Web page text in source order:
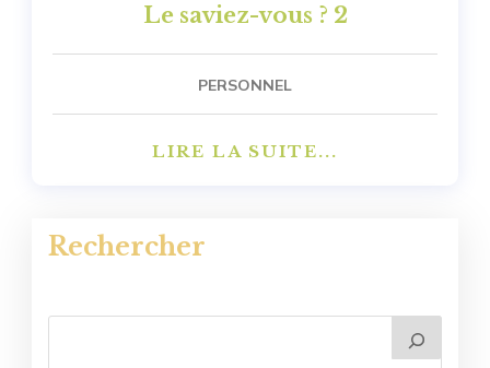
Le saviez-vous ? 2
PERSONNEL
LIRE LA SUITE...
Rechercher